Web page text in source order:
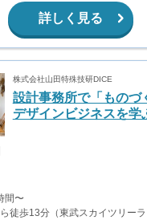
詳しく見る
株式会社山田特殊技研DICE
設計事務所で「ものづ
デザインビジネスを学
間〜